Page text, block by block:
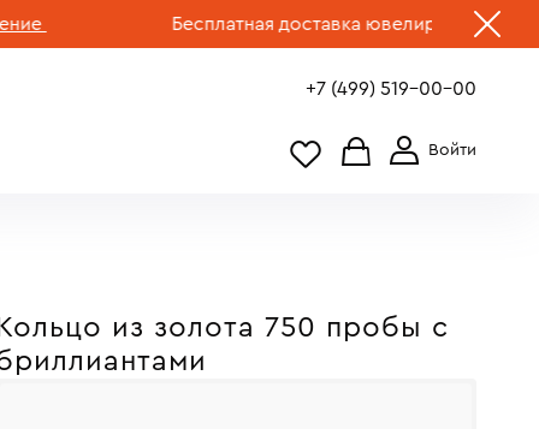
Бесплатная доставка ювелирных изделий по
+7 (499) 519-00-00
Кольцо из золота 750 пробы с